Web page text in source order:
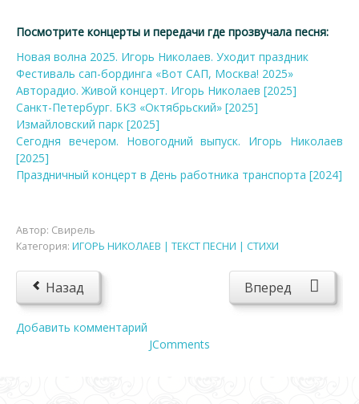
Посмотрите концерты и передачи где прозвучала песня:
Новая волна 2025. Игорь Николаев. Уходит праздник
Фестиваль сап-бординга «Вот САП, Москва! 2025»
Авторадио. Живой концерт. Игорь Николаев [2025]
Санкт-Петербург. БКЗ «Октябрьский» [2025]
Измайловский парк [2025]
Сегодня вечером. Новогодний выпуск. Игорь Николаев
[2025]
Праздничный концерт в День работника транспорта [2024]
Автор: Свирель
Категория: ИГОРЬ НИКОЛАЕВ | ТЕКСТ ПЕСНИ | СТИХИ
Назад Вперед
Добавить комментарий
JComments